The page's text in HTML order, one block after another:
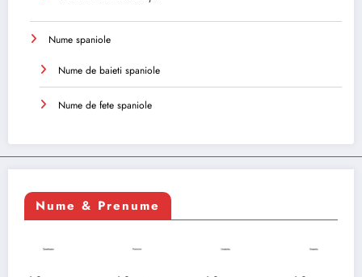
Nume spaniole
Nume de baieti spaniole
Nume de fete spaniole
Nume & Prenume